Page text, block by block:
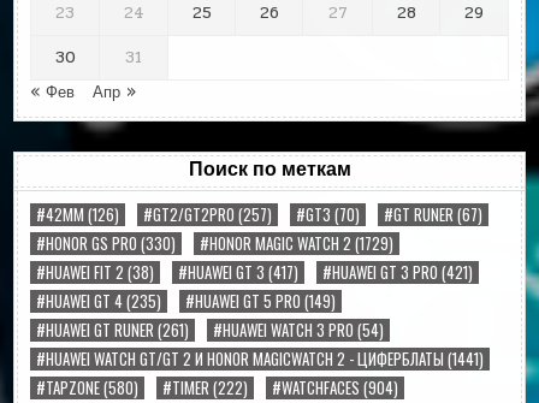
23
24 25 26 27 28
29
30
31
« Фев
Апр »
Поиск по меткам
#42MM (126) #GT2/GT2PRO (257) #GT3 (70) #GT RUNER(67)
#HONOR GS PRO (330) #HONOR MAGIC WATCH 2 (1729)
#HUAWEI FIT 2 (38) #HUAWEI GT 3 (417) #HUAWEI GT 3 PRO (421)
#HUAWEI GT 4(235) #HUAWEI GT 5 PRO (149)
#HUAWEI GT RUNER(261) #HUAWEI WATCH 3 PRO (54)
#HUAWEI WATCH GT/GT 2 И HONOR MAGICWATCH 2 - ЦИФЕРБЛАТЫ (1441)
#TAPZONE(580) #TIMER(222) #WATCHFACES (904)